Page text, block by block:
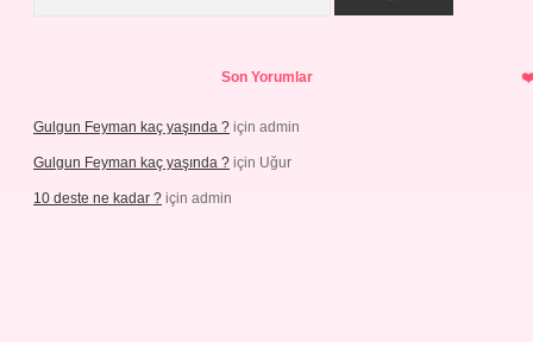
Son Yorumlar
Gulgun Feyman kaç yaşında ? için admin
Gulgun Feyman kaç yaşında ? için Uğur
10 deste ne kadar ? için admin